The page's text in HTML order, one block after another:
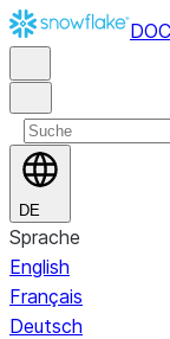
DE
Sprache
English
Français
Deutsch